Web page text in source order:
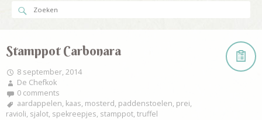
Stamppot Carbonara
8 september, 2014
De Chefkok
0 comments
aardappelen, kaas, mosterd, paddenstoelen, prei,
ravioli, sjalot, spekreepjes, stamppot, truffel